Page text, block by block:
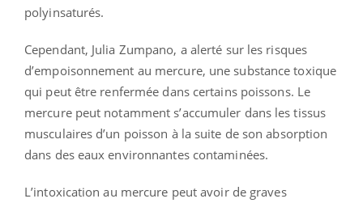
polyinsaturés.
Cependant, Julia Zumpano, a alerté sur les risques
d’empoisonnement au mercure, une substance toxique
qui peut être renfermée dans certains poissons. Le
mercure peut notamment s’accumuler dans les tissus
musculaires d’un poisson à la suite de son absorption
dans des eaux environnantes contaminées.
L’intoxication au mercure peut avoir de graves